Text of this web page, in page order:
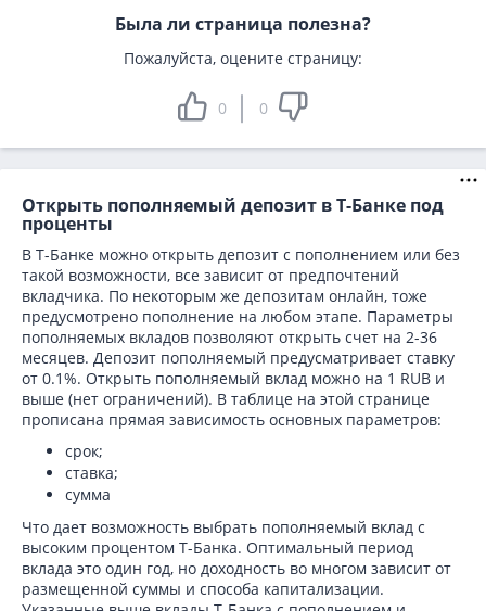
Была ли страница полезна?
Пожалуйста, оцените страницу:
0 0
Открыть пополняемый депозит в Т-Банке под
проценты
В Т-Банке можно открыть депозит с пополнением или без
такой возможности, все зависит от предпочтений
вкладчика. По некоторым же депозитам онлайн, тоже
предусмотрено пополнение на любом этапе. Параметры
пополняемых вкладов позволяют открыть счет на 2-36
месяцев. Депозит пополняемый предусматривает ставку
от 0.1%. Открыть пополняемый вклад можно на 1 RUB и
выше (нет ограничений). В таблице на этой странице
прописана прямая зависимость основных параметров:
срок;
ставка;
сумма
Что дает возможность выбрать пополняемый вклад с
высоким процентом Т-Банка. Оптимальный период
вклада это один год, но доходность во многом зависит от
размещенной суммы и способа капитализации.